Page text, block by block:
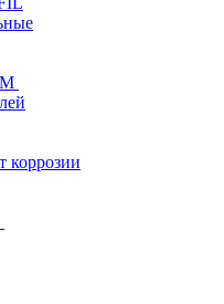
коррозии